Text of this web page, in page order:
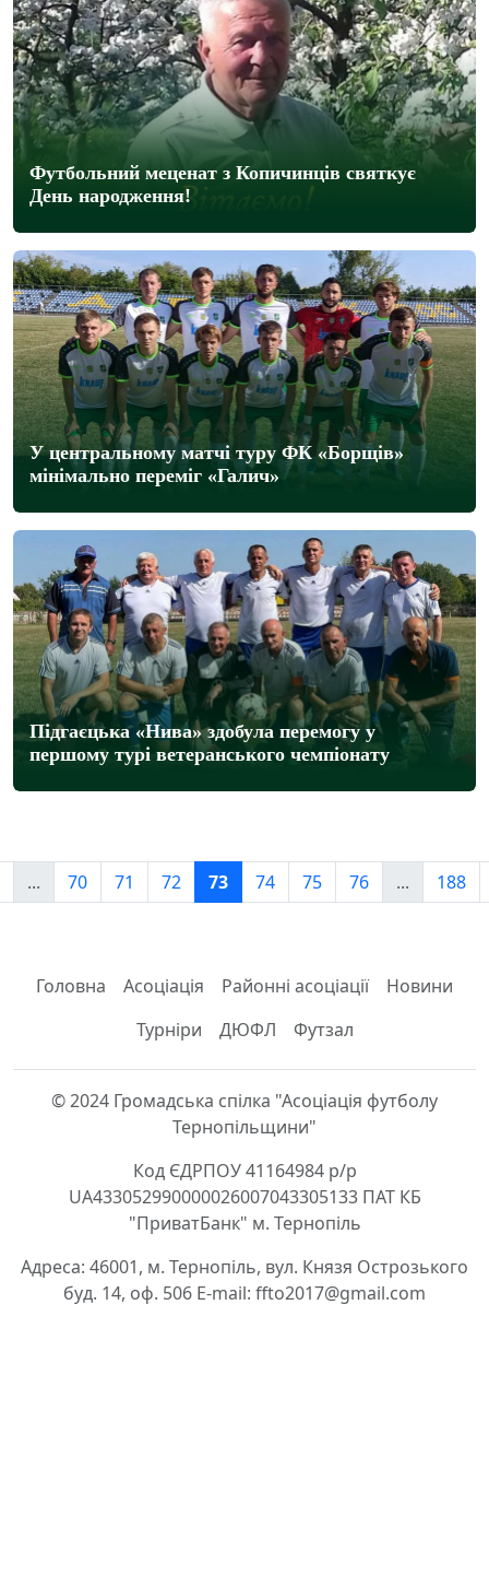
Футбольний меценат з Копичинців святкує
День народження!
У центральному матчі туру ФК «Борщів»
мінімально переміг «Галич»
Підгаєцька «Нива» здобула перемогу у
першому турі ветеранського чемпіонату
... 70 71 72 73 74 75 76 ... 188
Головна Асоціація Районні асоціації
Новини
Турніри
ДЮФЛ Футзал
© 2024 Громадська спілка "Асоціація футболу
Тернопільщини"
Код ЄДРПОУ 41164984 р/р
UA433052990000026007043305133 ПАТ КБ
"ПриватБанк" м. Тернопіль
Адреса: 46001, м. Тернопіль, вул. Князя Острозького
буд. 14, оф. 506 E-mail: ffto2017@gmail.com